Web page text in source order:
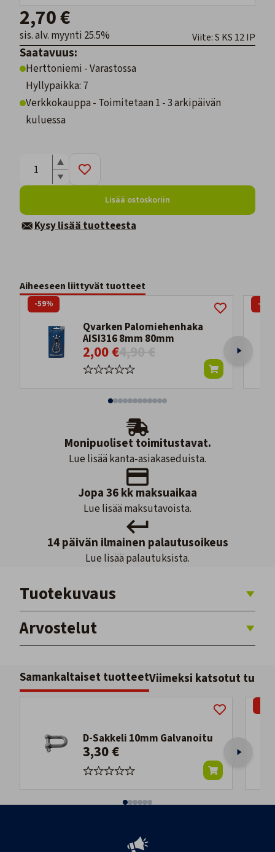
2,70 €
sis. alv. myynti 25.5% Viite: S KS 12 IP
Saatavuus:
Herttoniemi - Varastossa
Hyllypaikka: 7
Verkkokauppa - Toimitetaan 1 - 3 arkipäivän
kuluessa
Lisää ostoskoriin
Kysy lisää tuotteesta
Aiheeseen liittyvät tuotteet
Qvarken Palomiehenhaka
AISI316 8mm 80mm
2,00 €4,90 €
-59% -
Monipuoliset toimitustavat.
Lue lisää kanta-asiakaseduista.
Jopa 36 kk maksuaikaa
Lue lisää maksutavoista.
14 päivän ilmainen palautusoikeus
Lue lisää palautuksista.
Tuotekuvaus
Arvostelut
Samankaltaiset tuotteetViimeksi katsotut
D-Sakkeli 10mm Galvanoitu
3,30 €